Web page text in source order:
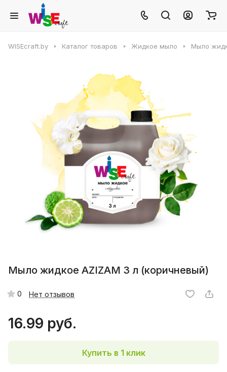
WISEcraft.by Каталог товаров Жидкое мыло Мыло
Мыло жидкое AZIZAM 3 л (коричневый)
0 Нет отзывов
16.99 руб.
Купить в 1 клик